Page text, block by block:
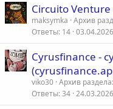
Circuito
maksymka Архив
Ответы 14 03.04.2026
Сyrusfinance -
viko30 Архив
Ответы 34 24.03.2026